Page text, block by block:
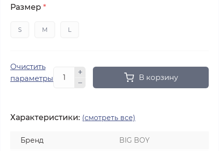
Размер *
S M L
Очистить
параметры
В корзину
Характеристики: (смотреть все)
Бренд
BIG BOY